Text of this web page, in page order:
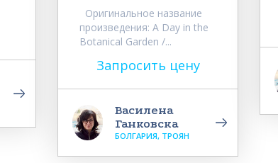
Оригинальное название
произведения: A Day in the
Botanical Garden /...
Запросить цену
Василена
Ганковска
БОЛГАРИЯ, ТРОЯН